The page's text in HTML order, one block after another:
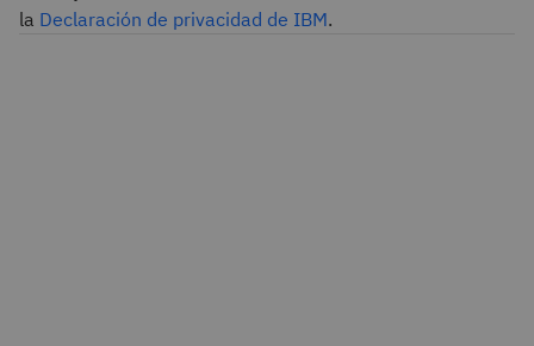
la Declaración de privacidad de IBM.